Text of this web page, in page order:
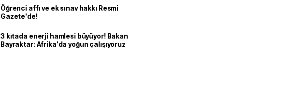
Öğrenci affı ve ek sınav hakkı Resmi
Gazete'de!
3 kıtada enerji hamlesi büyüyor! Bakan
Bayraktar: Afrika'da yoğun çalışıyoruz